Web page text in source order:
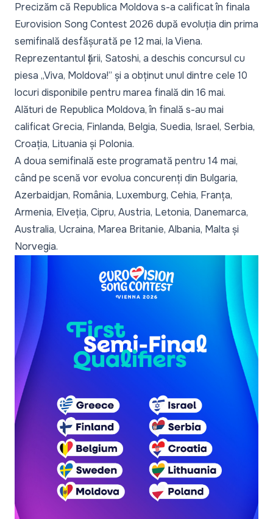
Precizăm că Republica Moldova s-a calificat în finala
Eurovision Song Contest 2026 după evoluția din prima
semifinală desfășurată pe 12 mai, la Viena.
Reprezentantul țării, Satoshi, a deschis concursul cu
piesa „Viva, Moldova!” și a obținut unul dintre cele 10
locuri disponibile pentru marea finală din 16 mai.
Alături de Republica Moldova, în finală s-au mai
calificat Grecia, Finlanda, Belgia, Suedia, Israel, Serbia,
Croația, Lituania și Polonia.
A doua semifinală este programată pentru 14 mai,
când pe scenă vor evolua concurenți din Bulgaria,
Azerbaidjan, România, Luxemburg, Cehia, Franța,
Armenia, Elveția, Cipru, Austria, Letonia, Danemarca,
Australia, Ucraina, Marea Britanie, Albania, Malta și
Norvegia.